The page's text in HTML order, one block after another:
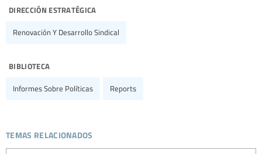
dirección estratégica
Renovación Y Desarrollo Sindical
biblioteca
Informes Sobre Políticas Reports
temas relacionados